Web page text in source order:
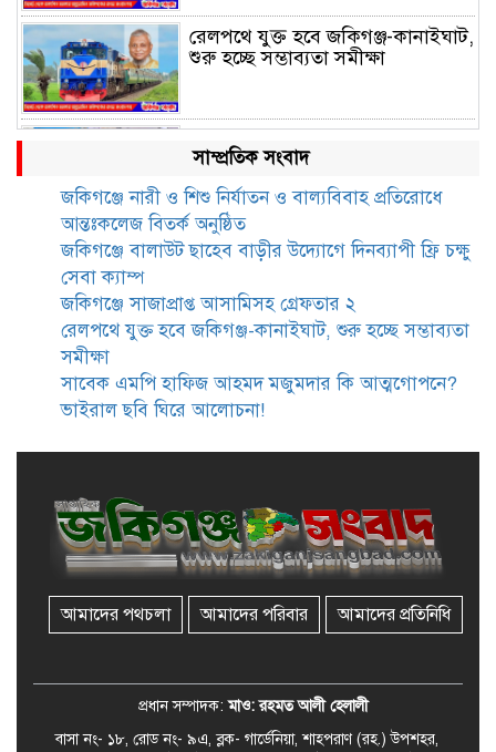
রেলপথে যুক্ত হবে জকিগঞ্জ-কানাইঘাট,
শুরু হচ্ছে সম্ভাব্যতা সমীক্ষা
সাবেক এমপি হাফিজ আহমদ
মজুমদার কি আত্মগোপনে? ভাইরাল
ছবি ঘিরে আলোচনা!
ভাতা পেতে টাকা লাগে না, জকিগঞ্জে
সমাজসেবা কর্মকর্তার গুরুত্বপূর্ণ বার্তা
জকিগঞ্জে সরকারি পাঁচ ভাতার আবেদন
জকিগঞ্জে সুরমা নদীর বালুমহালে
সত্যতা মেলেনি
জকিগঞ্জে ৪ হাজার পিস ইয়াবাসহ
একজন গ্রেপ্তার
আসনের এমপি মুফতি আবুল হাসান
সাম্প্রতিক সংবাদ
জকিগঞ্জে নারী ও শিশু নির্যাতন ও বাল্যবিবাহ প্রতিরোধে
আন্তঃকলেজ বিতর্ক অনুষ্ঠিত
জকিগঞ্জে বালাউট ছাহেব বাড়ীর উদ্যোগে দিনব্যাপী ফ্রি চক্ষু
সেবা ক্যাম্প
জকিগঞ্জে সাজাপ্রাপ্ত আসামিসহ গ্রেফতার ২
রেলপথে যুক্ত হবে জকিগঞ্জ-কানাইঘাট, শুরু হচ্ছে সম্ভাব্যতা
সমীক্ষা
সাবেক এমপি হাফিজ আহমদ মজুমদার কি আত্মগোপনে?
ভাইরাল ছবি ঘিরে আলোচনা!
আমাদের পথচলা আমাদের পরিবার আমাদের প্রতিনিধি
প্রধান সম্পাদক:মাও: রহমত আলী হেলালী
বাসা নং- ১৮, রোড নং- ৯এ, ব্লক- গার্ডেনিয়া, শাহপরাণ (রহ.) উপশহর,